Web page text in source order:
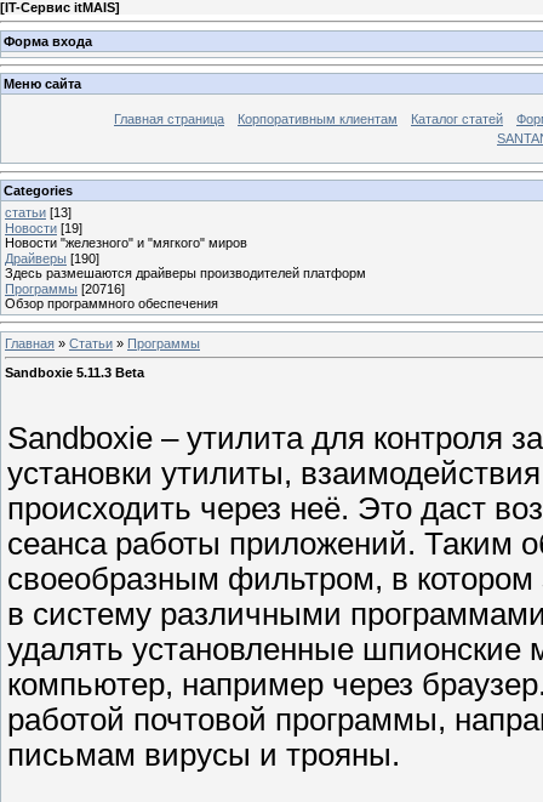
[IT-Сервис itMAIS]
Форма входа
Меню сайта
Главная страница Корпоративным клиентам Каталог статей
Categories
статьи [13]
Новости [19]
Новости "железного" и "мягкого" миров
Драйверы [190]
Здесь размешаются драйверы производителей платформ
Программы [20716]
Обзор программного обеспечения
Главная » Статьи » Программы
Sandboxie 5.11.3 Beta
Sandboxie – утилита для контроля
установки утилиты,
происходить через неё. Это даст
сеанса работы приложений. Таким
своеобразным фильтром, в
в систему различными
удалять установленные
компьютер, например через
работой почтовой программы,
письмам вирусы и трояны.